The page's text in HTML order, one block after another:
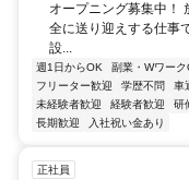
オープニング募集中！
全に送り迎えする仕事
設...
週1日からOK 副業・Wワー
フリーター歓迎
学歴不問 車
未経験者歓迎
経験者歓迎 研
長期歓迎
入社祝い金あり
正社員